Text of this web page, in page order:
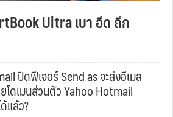
Ultra เบา อึด ถึก
ปิดฟีเจอร์ Send as จะส่งอีเมล
โดเมนส่วนตัว Yahoo Hotmail
แล้ว?